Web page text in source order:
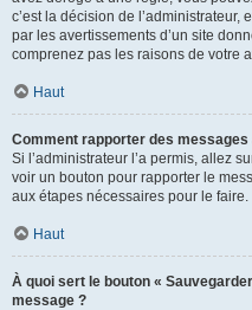
c’est la décision de l’administrateur,
par les avertissements d’un site
comprenez pas les raisons de votre
Haut
Comment rapporter des messages
Si l’administrateur l’a permis, allez
voir un bouton pour rapporter le
aux étapes nécessaires pour le faire.
Haut
À quoi sert le bouton «
message ?